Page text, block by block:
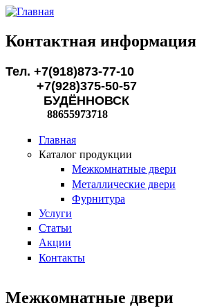
Перейти к основному содержанию
Контактная информация
Тел. +7(918)873-77-10
+7(928)375-50-57
БУДЁННОВСК
88655973718
Главная
Каталог продукции
Межкомнатные двери
Металлические двери
Фурнитура
Услуги
Статьи
Акции
Контакты
Межкомнатные двери